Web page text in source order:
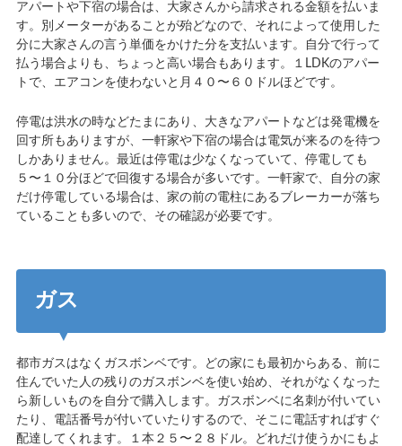
アパートや下宿の場合は、大家さんから請求される金額を払いま
す。別メーターがあることが殆どなので、それによって使用した
分に大家さんの言う単価をかけた分を支払います。自分で行って
払う場合よりも、ちょっと高い場合もあります。１LDKのアパー
トで、エアコンを使わないと月４０〜６０ドルほどです。
停電は洪水の時などたまにあり、大きなアパートなどは発電機を
回す所もありますが、一軒家や下宿の場合は電気が来るのを待つ
しかありません。最近は停電は少なくなっていて、停電しても
５〜１０分ほどで回復する場合が多いです。一軒家で、自分の家
だけ停電している場合は、家の前の電柱にあるブレーカーが落ち
ていることも多いので、その確認が必要です。
ガス
都市ガスはなくガスボンベです。どの家にも最初からある、前に
住んでいた人の残りのガスボンベを使い始め、それがなくなった
ら新しいものを自分で購入します。ガスボンベに名刺が付いてい
たり、電話番号が付いていたりするので、そこに電話すればすぐ
配達してくれます。１本２５〜２８ドル。どれだけ使うかにもよ